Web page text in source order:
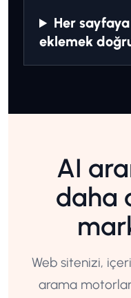
Her
eklemek
AI
daha
Web sitenizi,
arama